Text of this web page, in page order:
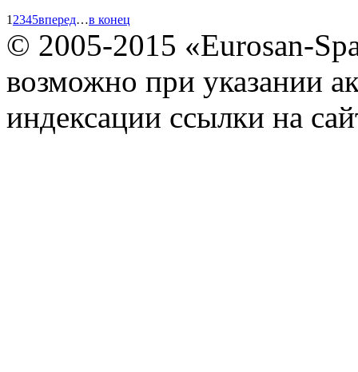
1 2345вперед…в конец
© 2005-2015 «Eurosan-
возможно при указании
индексации ссылки на